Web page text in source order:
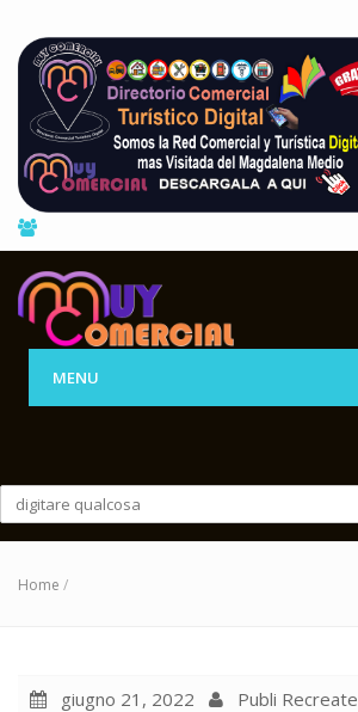
MENU
Home /
giugno 21, 2022 Publi Recreate